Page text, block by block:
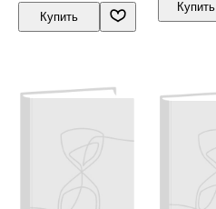
методическое
пособие
Купить
Купить